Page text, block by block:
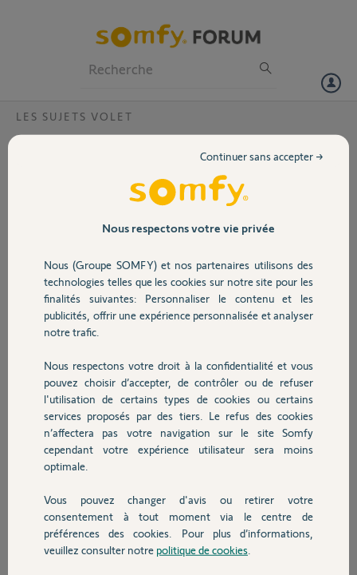
Volet
Sécurité
Domotique
Chauffage
Autres produits
Devis avec un pro
Contact
LES SUJETS VOLET
Controler Centralis Uno RTS sans
Je voudrais associer ma tahoma avec un bouton Centralis Uno RTS
sans télécommande.
demande la sélection de la télécommande;
le bouton Centralis Uno RTS possède déjà des éléments de
manipulation (pas d’intérêt d'avoir une télécommande dans mon
Participer au fil de discussion
Réponses
Bonjour
Le Centralis est un RX, aucun intérêt sans TC.
TC dans tahoma.
Nous respectons votre vie privée
Nous (Groupe SOMFY) et nos partenaires utilisons des
technologies telles que les cookies sur notre site pour les
finalités suivantes: Personnaliser le contenu et les
publicités, offrir une expérience personnalisée et analyser
notre trafic.
Nous respectons votre droit à la confidentialité et vous
pouvez choisir d’accepter, de contrôler ou de refuser
l'utilisation de certains types de cookies ou certains
services proposés par des tiers. Le refus des cookies
n’affectera pas votre navigation sur le site Somfy
cependant votre expérience utilisateur sera moins
optimale.
Vous pouvez changer d'avis ou retirer votre
consentement à tout moment via le centre de
préférences des cookies. Pour plus d’informations,
veuillez consulter notre politique de cookies
Continuer sans accepter →